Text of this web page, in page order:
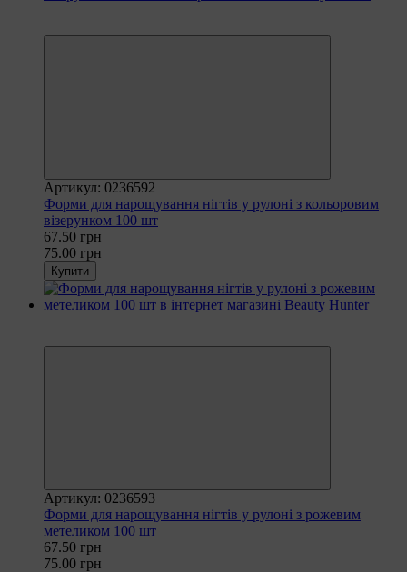
Артикул: 0236592
Форми для нарощування нігтів у рулоні з кольоровим
візерунком 100 шт
67.50 грн
75.00 грн
Купити
Артикул: 0236593
Форми для нарощування нігтів у рулоні з рожевим
метеликом 100 шт
67.50 грн
75.00 грн